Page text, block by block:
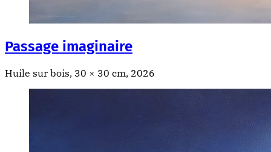
Passage imaginaire
Huile sur bois, 30 × 30 cm, 2026